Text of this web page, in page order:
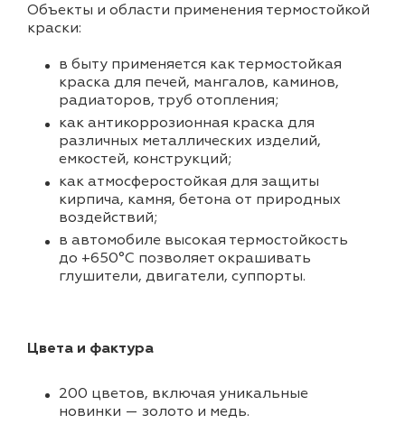
Объекты и области применения термостойкой
краски:
в быту применяется как термостойкая
краска для печей, мангалов, каминов,
радиаторов, труб отопления;
как антикоррозионная краска для
различных металлических изделий,
емкостей, конструкций;
как атмосферостойкая для защиты
кирпича, камня, бетона от природных
воздействий;
в автомобиле высокая термостойкость
до +650°С позволяет окрашивать
глушители, двигатели, суппорты.
Цвета и фактура
200 цветов, включая уникальные
новинки — золото и медь.